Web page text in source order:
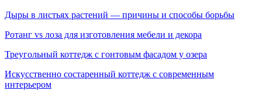
Дыры в листьях растений — причины и способы борьбы
Ротанг vs лоза для изготовления мебели и декора
Треугольный коттедж с гонтовым фасадом у озера
Искусственно состаренный коттедж с современным
интерьером